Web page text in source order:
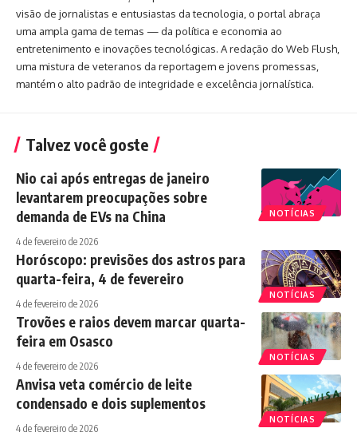
visão de jornalistas e entusiastas da tecnologia, o portal abraça
uma ampla gama de temas — da política e economia ao
entretenimento e inovações tecnológicas. A redação do Web Flush,
uma mistura de veteranos da reportagem e jovens promessas,
mantém o alto padrão de integridade e excelência jornalística.
Talvez você goste
NOTÍCIAS
Nio cai após entregas de janeiro
levantarem preocupações sobre
demanda de EVs na China
4 de fevereiro de 2026
NOTÍCIAS
Horóscopo: previsões dos astros para
quarta-feira, 4 de fevereiro
4 de fevereiro de 2026
NOTÍCIAS
Trovões e raios devem marcar quarta-
feira em Osasco
4 de fevereiro de 2026
NOTÍCIAS
Anvisa veta comércio de leite
condensado e dois suplementos
4 de fevereiro de 2026